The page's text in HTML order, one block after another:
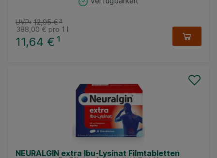
11,64 € ¹
UVP: 12,95 €³
388,00 € pro 1 l
NEURALGIN extra Ibu-Lysinat Filmtabletten